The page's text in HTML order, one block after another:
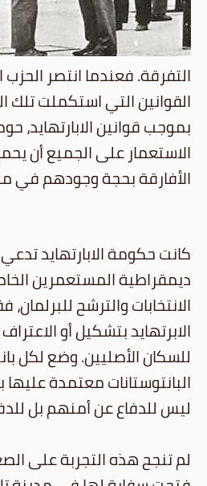
القوانين التي استكملت تلك
الاستعمار على الجميع أن
الأفارقة بحجة وجودهم في
كانت حكومة الابارتهايد
ديمقراطية المستعمرين
الانتخابات والترشح
للسكان الأصليين. وضع لكل
البانتوستانات معتمدة
ليس للدفاع عن أمنهم بل
لم تنجح هذه التجربة على